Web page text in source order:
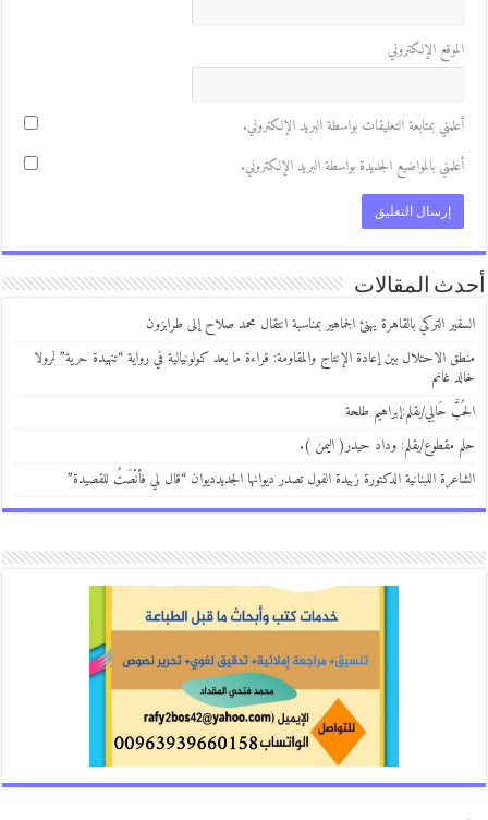
الإلكتروني
بمتابعة التعليقات بواسطة البريد الإلكتروني.
بالمواضيع الجديدة بواسطة البريد الإلكتروني.
المقالات
التركي بالقاهرة يهنئ الجماهير بمناسبة انتقال محمد صلاح إلى طرابزون
الاحتلال بين إعادة الإنتاج والمقاومة: قراءة ما بعد كولونيالية في رواية “تنهيدة حرية” لرولا
غانم
حَالِي/بقلم:إبراهيم طلحة
مقطوع/بقلم: وداد حيدر( اليمن ).
اللبنانية الدكتورة زبيدة الفول تصدر ديوانها الجديدديوان “قال لي فأنْصَتُ للقصيدة”